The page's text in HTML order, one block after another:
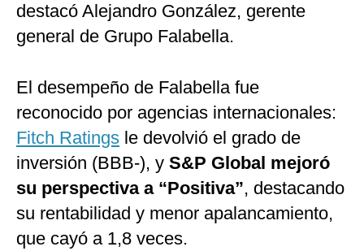
destacó Alejandro González, gerente
general de Grupo Falabella.
El desempeño de Falabella fue
reconocido por agencias internacionales:
Fitch Ratings le devolvió el grado de
inversión (BBB-), y S&P Global mejoró
su perspectiva a “Positiva”, destacando
su rentabilidad y menor apalancamiento,
que cayó a 1,8 veces.